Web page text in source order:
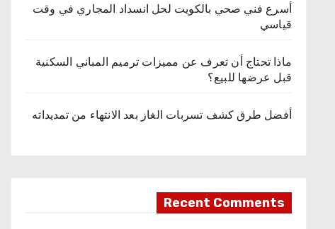
أسرع فني صحي بالكويت لحل انسداد المجاري في وقت
قياسي
ماذا تحتاج أن تعرف عن مميزات ترميم المباني السكنية
قبل عرضها للبيع؟
أفضل طرق كشف تسربات الغاز بعد الانتهاء من تمديداته
Recent Comments